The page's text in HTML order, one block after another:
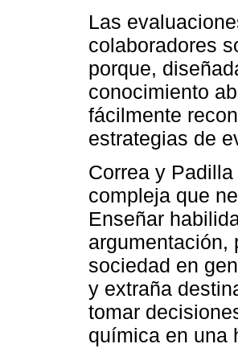
Las
colaboradores
porque,
conocimiento
fácilmente
estrategias de
Correa y
compleja que
Enseñar
argumentación,
sociedad en
y extraña
tomar
química en una